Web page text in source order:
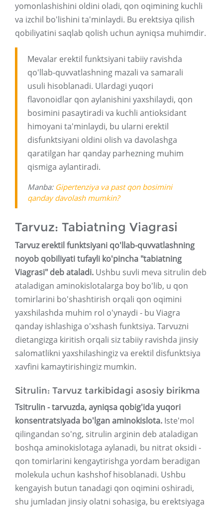
yomonlashishini oldini oladi, qon oqimining kuchli
va izchil bo'lishini ta'minlaydi. Bu erektsiya qilish
qobiliyatini saqlab qolish uchun ayniqsa muhimdir.
Mevalar erektil funktsiyani tabiiy ravishda
qo'llab-quvvatlashning mazali va samarali
usuli hisoblanadi. Ulardagi yuqori
flavonoidlar qon aylanishini yaxshilaydi, qon
bosimini pasaytiradi va kuchli antioksidant
himoyani ta'minlaydi, bu ularni erektil
disfunktsiyani oldini olish va davolashga
qaratilgan har qanday parhezning muhim
qismiga aylantiradi.
Manba: Gipertenziya va past qon bosimini
qanday davolash mumkin?
Tarvuz: Tabiatning Viagrasi
Tarvuz erektil funktsiyani qo'llab-quvvatlashning
noyob qobiliyati tufayli ko'pincha "tabiatning
Viagrasi" deb ataladi. Ushbu suvli meva sitrulin deb
ataladigan aminokislotalarga boy bo'lib, u qon
tomirlarini bo'shashtirish orqali qon oqimini
yaxshilashda muhim rol o'ynaydi - bu Viagra
qanday ishlashiga o'xshash funktsiya. Tarvuzni
dietangizga kiritish orqali siz tabiiy ravishda jinsiy
salomatlikni yaxshilashingiz va erektil disfunktsiya
xavfini kamaytirishingiz mumkin.
Sitrulin: Tarvuz tarkibidagi asosiy birikma
Tsitrulin - tarvuzda, ayniqsa qobig'ida yuqori
konsentratsiyada bo'lgan aminokislota. Iste'mol
qilingandan so'ng, sitrulin arginin deb ataladigan
boshqa aminokislotaga aylanadi, bu nitrat oksidi -
qon tomirlarini kengaytirishga yordam beradigan
molekula uchun kashshof hisoblanadi. Ushbu
kengayish butun tanadagi qon oqimini oshiradi,
shu jumladan jinsiy olatni sohasiga, bu erektsiyaga